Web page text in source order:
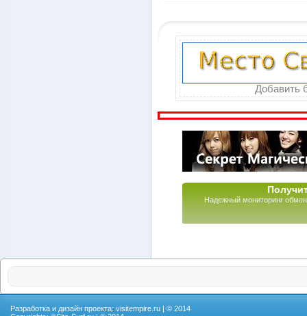
Добавить
Надежный мониторинг
Разработка и дизайн проекта: visitempire.ru | © 2014